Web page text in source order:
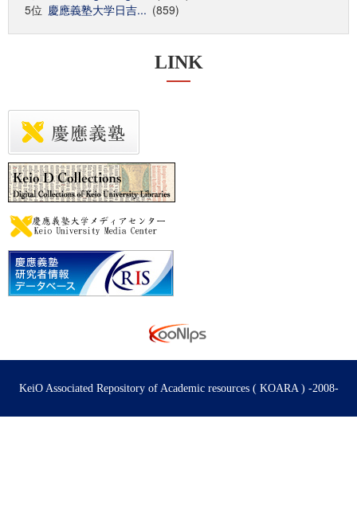
5位 慶應義塾大学日吉... (859)
LINK
KeiO Associated Repository of Academic resources ( KOARA ) -2008-